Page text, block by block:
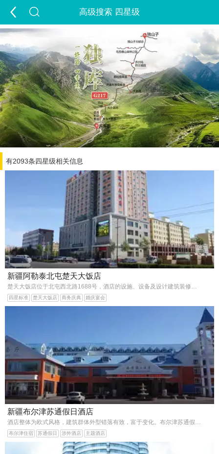
高级搜索 四星级
定制游
出疆游 包车游 跟团游
夏令营 夕阳红 租车
景点 签证 酒店
精彩游记 旅行攻略 走进新疆
经营许可证
付款方式
有2093条四星级相关信息
新疆阿勒泰北屯楚天大饭店
四星标准 楚天大饭店 商务庆典 婚庆宴会
新疆布尔津苏通假日酒店
布尔津住宿 苏通假日 涉外酒店 主题酒店